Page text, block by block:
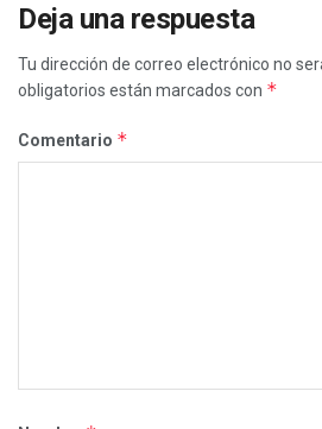
Deja una respuesta
Tu dirección de correo electrónico no
obligatorios están marcados con *
Comentario *